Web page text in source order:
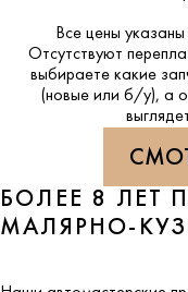
Все цены
Отсутствуют
выбираете какие
(новые или б/у), а
БОЛЕЕ 8 ЛЕТ
МАЛЯРНО-